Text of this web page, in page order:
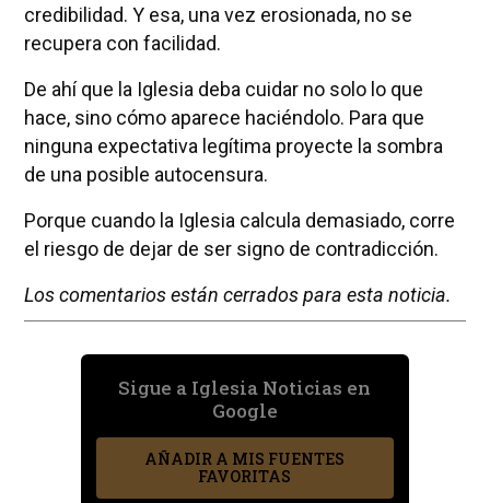
credibilidad. Y esa, una vez erosionada, no se
recupera con facilidad.
De ahí que la Iglesia deba cuidar no solo lo que
hace, sino cómo aparece haciéndolo. Para que
ninguna expectativa legítima proyecte la sombra
de una posible autocensura.
Porque cuando la Iglesia calcula demasiado, corre
el riesgo de dejar de ser signo de contradicción.
Los comentarios están cerrados para esta noticia.
Sigue a Iglesia Noticias en
Google
AÑADIR A MIS FUENTES
FAVORITAS